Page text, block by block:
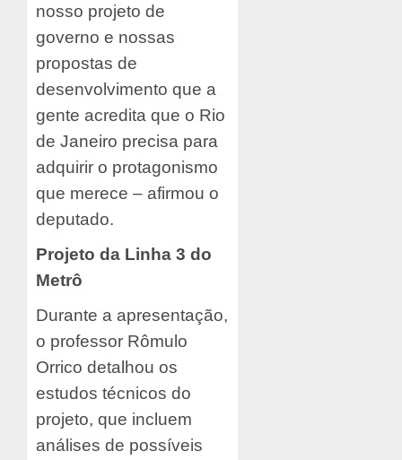
nosso projeto de
governo e nossas
propostas de
desenvolvimento que a
gente acredita que o Rio
de Janeiro precisa para
adquirir o protagonismo
que merece – afirmou o
deputado.
Projeto da Linha 3 do
Metrô
Durante a apresentação,
o professor Rômulo
Orrico detalhou os
estudos técnicos do
projeto, que incluem
análises de possíveis